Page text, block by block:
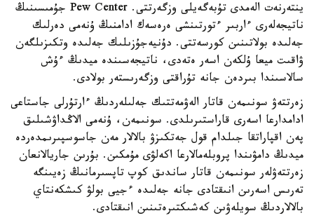
ينتەرنەت الەمدى تۇبەگەيلى وزگەرتتى. Pew Center جۇمىسىنىڭ
ناتيجەلەرى ءاربىر ءتورتىنشى ەرەسەك ادامنىڭ ۇنەمى دەرلىك
جەلىدە بولاتىنىن كورسەتتى. دۇنيەجۇزىلىك جەلىدە وتكىزىلگەن
ۋاقىت ميعا ۇلكەن اسەر ەتەدى، ناتيجەسىندە ميدىڭ ءۇش
سالاسىندا بىردەن جانە تۇراقتى وزگەرىستەر بولادى.
زەرتتەۋ سونىمەن قاتار الەۋمەتتىك جەلىلەردىڭ ءارتۇرلى جاستاعى
ادامدارعا اسەرى قاراستىرىلدى. سونىمەن، ۇنەمى الاڭداۋشىلىق
پەن اقپاراتقا جىلدام قول جەتكىزۋ بالالار مەن جاسوسپىرىمدەردە
ميدىڭ دامۋىندا پروبلەمالارعا اكەلۋى مۇمكىن. بۇرىن جاريالانعان
زەرتتەۋلەر سونىمەن قاتار ساندىق كوپ تاپسىرمانىڭ زەيىنگە
تەرىس اسەرىن انىقتادى جانە جەلىدە ءجيى بولۋ كىشكەنتاي
بالالاردىڭ سويلەۋىن كەشىكتىرەتىنىن انىقتادى.